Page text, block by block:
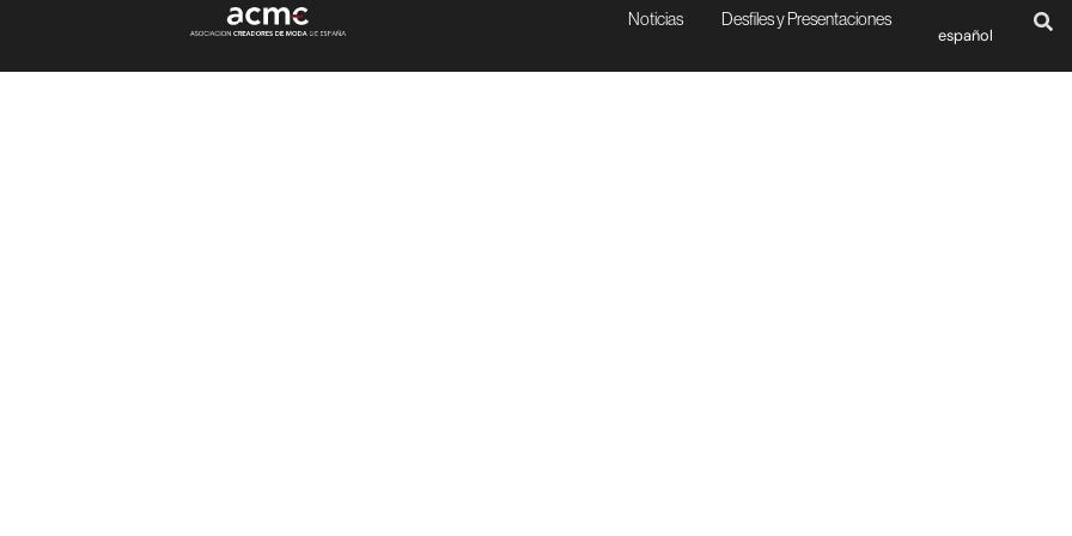
Noticias Desfiles y Presentaciones
español